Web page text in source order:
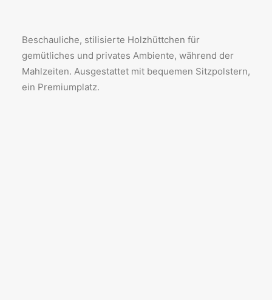
Beschauliche, stilisierte Holzhüttchen für
gemütliches und privates Ambiente, während der
Mahlzeiten. Ausgestattet mit bequemen Sitzpolstern,
ein Premiumplatz.